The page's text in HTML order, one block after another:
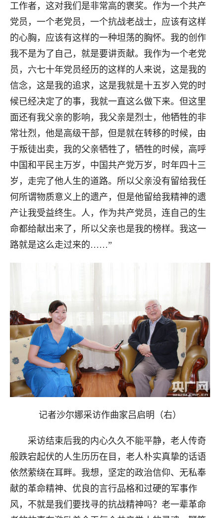
工作者，这对我们是非常高的褒奖。作为一个共产
党员，一个老党员，一个抗战老战士，应该有这样
的心胸，应该有这样的一种坦荡的胸怀。我的创作
我不是为了自己，就是要讲贡献。我作为一个老党
员，六七十年党员经历的这样的人来说，这是我的
信念，这是我的追求，这是我就是十五岁入党的时
候已经决定了的事，我就一直这么做下来。但这里
面还有我父亲的影响，我父亲是烈士，他牺牲的非
常壮烈，他是高级干部，但是就在转移的时候，由
于叛徒出卖，我的父亲牺牲了，牺牲的时候，高呼
中国和平民主万岁，中国共产党万岁，时年四十三
岁，走完了他人生的道路。所以父亲没有留给我任
何所谓物质意义上的遗产，但是他留给我精神的遗
产让我受益终生。人，作为共产党员，连自己的生
命都给献出来了，所以父亲也是我的榜样。我这一
路就是这么走过来的……”
记者沙尔娜采访作曲家吕启明（右）
采访结束后我的内心久久不能平静，老人传奇
般跌宕起伏的人生历历在目，老人朴实真挚的话语
依然萦绕在耳畔。我想，坚定的政治信仰、无私奉
献的革命精神、优良的言行品格和过硬的军事作
风，不就是我们要找寻的抗战精神吗？老一辈革命